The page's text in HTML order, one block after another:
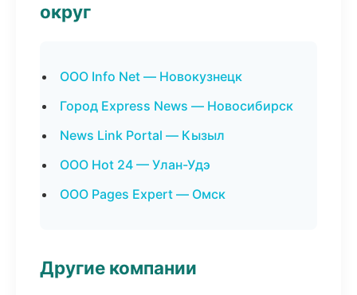
округ
ООО Info Net — Новокузнецк
Город Express News — Новосибирск
News Link Portal — Кызыл
ООО Hot 24 — Улан-Удэ
ООО Pages Expert — Омск
Другие компании